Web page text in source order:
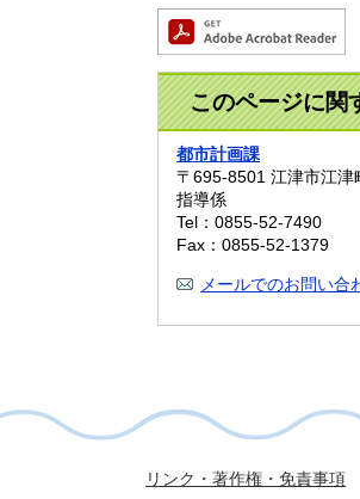
このページに関
都市計画課
〒695-8501 江津市江津
指導係
Tel：0855-52-7490
Fax：0855-52-1379
メールでのお問い合
リンク・著作権・免責事項